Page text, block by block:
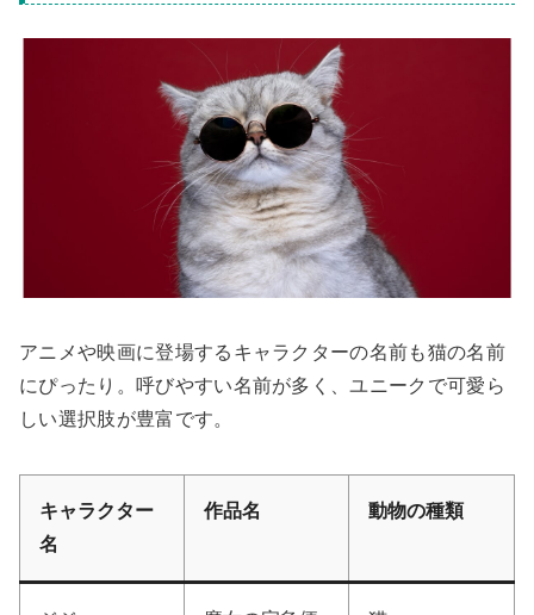
アニメや映画に登場するキャラクターの名前も猫の名前
にぴったり。呼びやすい名前が多く、ユニークで可愛ら
しい選択肢が豊富です。
キャラクター
名
作品名 動物の種類